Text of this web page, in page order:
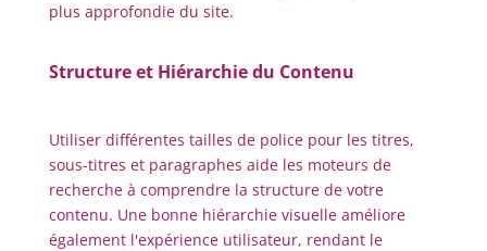
plus approfondie du site.
Structure et Hiérarchie du Contenu
Utiliser différentes tailles de police pour les titres,
sous-titres et paragraphes aide les moteurs de
recherche à comprendre la structure de votre
contenu. Une bonne hiérarchie visuelle améliore
également l'expérience utilisateur, rendant le